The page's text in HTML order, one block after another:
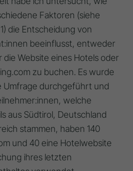
Faktoren (siehe
die Entscheidung von
beeinflusst, entweder
die Website eines Hotels oder
zu buchen. Es wurde
Umfrage durchgeführt und
welche
aus Südtirol, Deutschland
stammen, haben 140
und 40 eine Hotelwebsite
ihres letzten